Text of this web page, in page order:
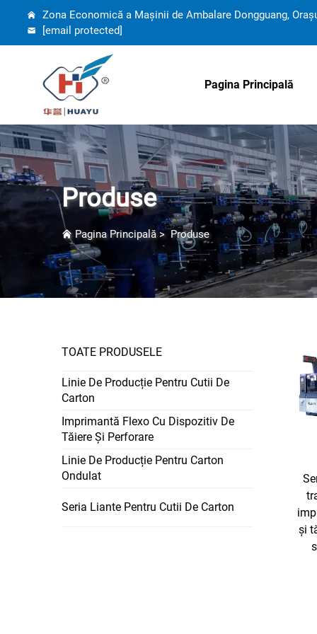
Zona Economică a Mașinii de Ambalare Dongguang,
[email protected]
Pagina Principală
Produse
Pagina Principală>Produse
TOATE PRODUSELE
Linie De Producție Pentru Cutii De
Carton
Imprimantă Flexo Cu Dispozitiv De
Tăiere Și Perforare
Linie De Producție Pentru Carton
Ondulat
Seria Liante Pentru Cutii De Carton
și